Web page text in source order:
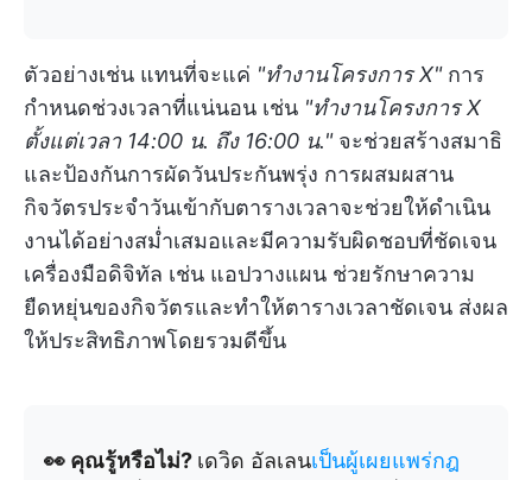
ตัวอย่างเช่น แทนที่จะแค่ "ทำงานโครงการ X"การ
กำหนดช่วงเวลาที่แน่นอน เช่น "ทำงานโครงการ X
ตั้งแต่เวลา 14:00 น. ถึง 16:00 น."จะช่วยสร้างสมาธิ
และป้องกันการผัดวันประกันพรุ่ง การผสมผสาน
กิจวัตรประจำวันเข้ากับตารางเวลาจะช่วยให้ดำเนิน
งานได้อย่างสม่ำเสมอและมีความรับผิดชอบที่ชัดเจน
เครื่องมือดิจิทัล เช่น แอปวางแผน ช่วยรักษาความ
ยืดหยุ่นของกิจวัตรและทำให้ตารางเวลาชัดเจน ส่งผล
ให้ประสิทธิภาพโดยรวมดีขึ้น
👀 คุณรู้หรือไม่? เดวิด อัลเลนเป็นผู้เผยแพร่กฎ